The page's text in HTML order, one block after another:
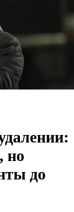
но
до